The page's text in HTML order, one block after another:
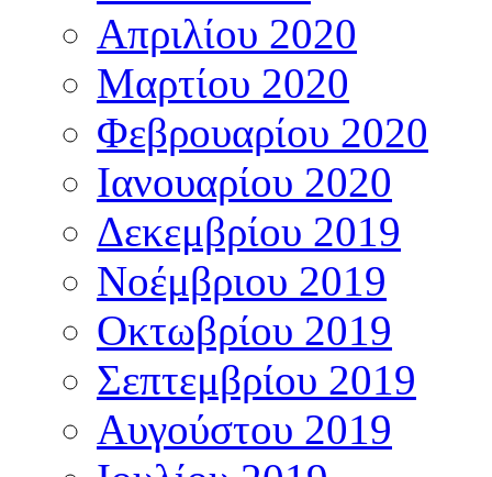
Απριλίου 2020
Μαρτίου 2020
Φεβρουαρίου 2020
Ιανουαρίου 2020
Δεκεμβρίου 2019
Νοέμβριου 2019
Οκτωβρίου 2019
Σεπτεμβρίου 2019
Αυγούστου 2019